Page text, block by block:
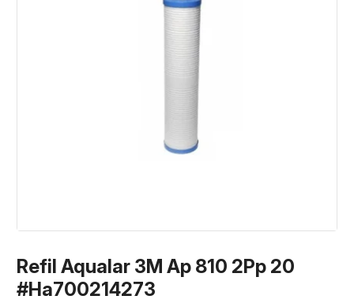
Refil Aqualar 3M Ap 810 2Pp 20
#Ha700214273